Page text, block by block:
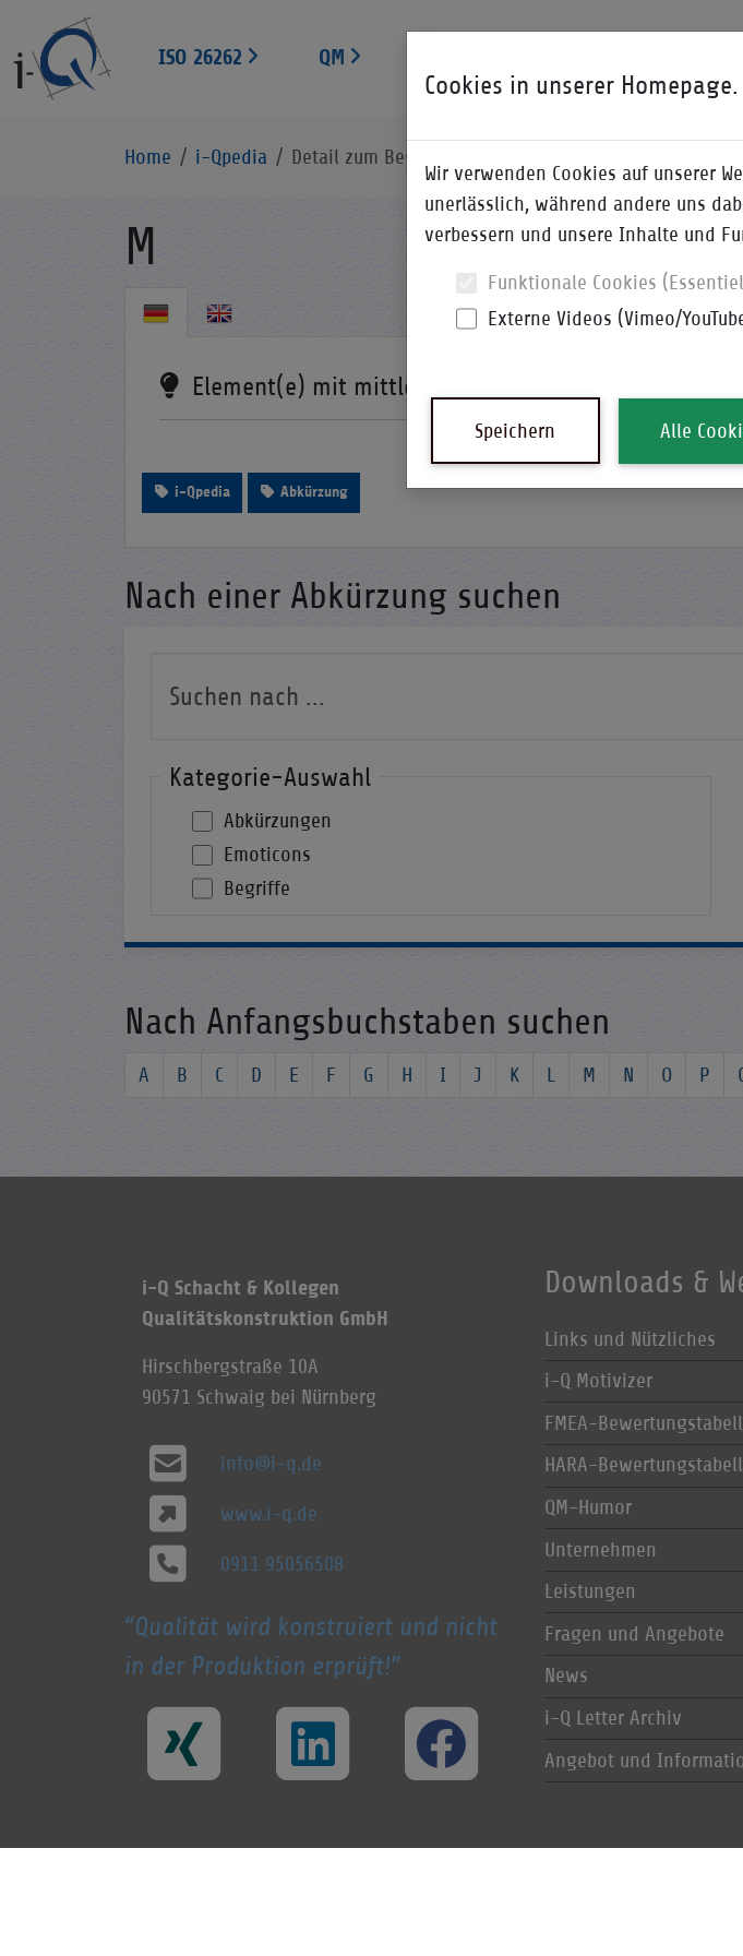
ISO 26262 QM
Home i-Qpedia Detail zum Begriff
M
Element(e) mit mittlerer Vorlaufzeit
i-Qpedia Abkürzung
Nach einer Abkürzung suchen
Kategorie-Auswahl
Abkürzungen
Emoticons
Begriffe
Nach Anfangsbuchstaben suchen
A B C D E F G H I J K L M N O P
i-Q Schacht & Kollegen
Qualitätskonstruktion GmbH
Hirschbergstraße 10A
90571 Schwaig bei Nürnberg
info@i-q.de
www.i-q.de
0911 95056508
Qualität wird konstruiert und nicht
in der Produktion erprüft!
Downloads &
Links und Nützliches
i-Q Motivizer
FMEA-
HARA-
QM-Humor
Unternehmen
Leistungen
Fragen und Angebote
News
i-Q Letter Archiv
Angebot und
Cookies in unserer Homepage.
Wir verwenden Cookies auf unserer
unerlässlich, während andere uns
verbessern und unsere Inhalte und
Funktionale Cookies
Externe Videos (Vimeo/
Speichern Alle